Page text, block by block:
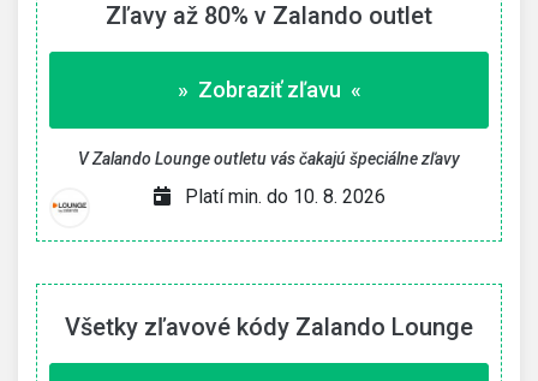
Zľavy až 80% v Zalando outlet
» Zobraziť zľavu «
V Zalando Lounge outletu vás čakajú špeciálne zľavy
Platí min. do 10. 8. 2026
Všetky zľavové kódy Zalando Lounge